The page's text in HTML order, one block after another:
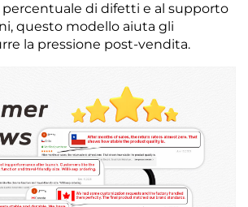
percentuale di difetti e al supporto
questo modello aiuta gli
la pressione post-vendita.